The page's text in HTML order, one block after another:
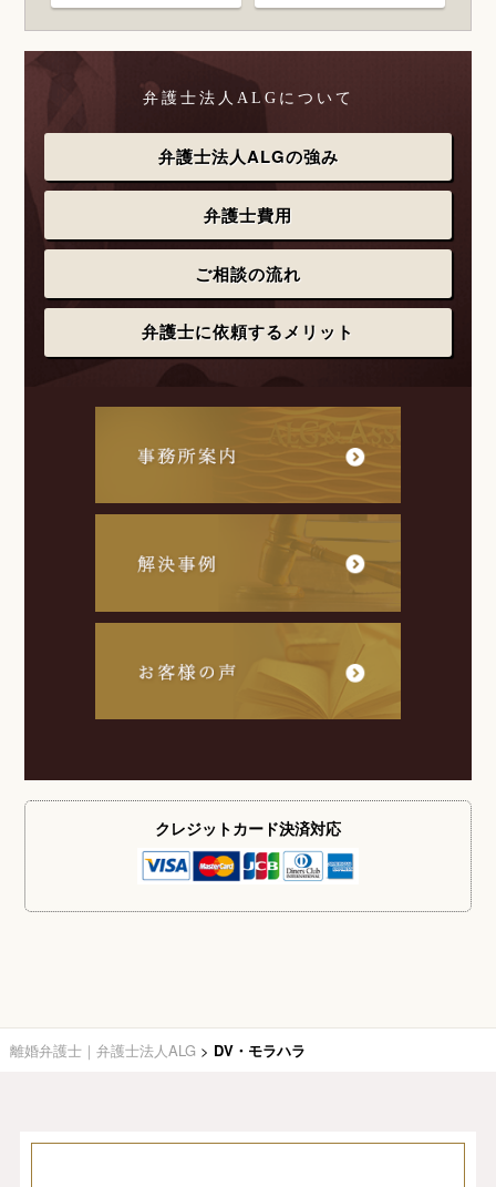
弁護士法人ALGについて
弁護士法人ALGの強み
弁護士費用
ご相談の流れ
弁護士に依頼するメリット
クレジットカード決済対応
離婚弁護士｜弁護士法人ALG > DV・モラハラ